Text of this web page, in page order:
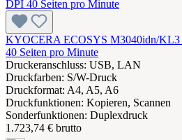
KYOCERA ECOSYS M3040idn/KL3
40 Seiten pro Minute
Druckeranschluss: USB, LAN
Druckfarben: S/W-Druck
Druckformat: A4, A5, A6
Druckfunktionen: Kopieren, Scannen
Sonderfunktionen: Duplexdruck
1.723,74 € brutto